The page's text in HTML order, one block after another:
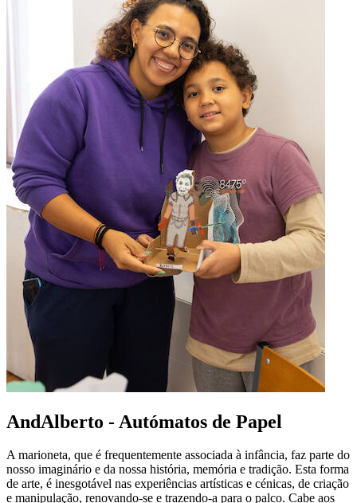
AndAlberto - Autómatos de Papel
A marioneta, que é frequentemente associada à infância, faz parte do
nosso imaginário e da nossa história, memória e tradição. Esta forma
de arte, é inesgotável nas experiências artísticas e cénicas, de criação
e manipulação, renovando-se e trazendo-a para o palco. Cabe aos